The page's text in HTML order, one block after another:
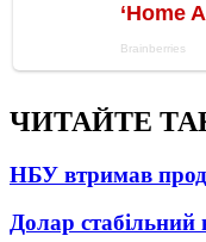
ЧИТАЙТЕ
НБУ втримав
Долар стабільний